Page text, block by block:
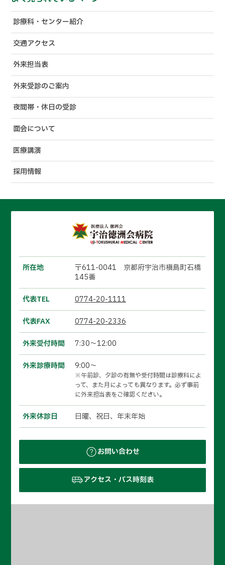
診療科・センター紹介
交通アクセス
外来担当表
外来受診のご案内
夜間帯・休日の受診
面会について
医療講演
採用情報
所在地
〒611-0041 京都府宇治市槇島町石橋
145番
代表TEL 0774-20-1111
代表FAX 0774-20-2336
外来受付時間 7:30～12:00
外来診療時間 9:00～
※午前診、夕診の有無や受付時間は診療科によ
って、また月によっても異なります。必ず事前
に外来担当表をご確認ください。
外来休診日 日曜、祝日、年末年始
お問い合わせ
アクセス・バス時刻表